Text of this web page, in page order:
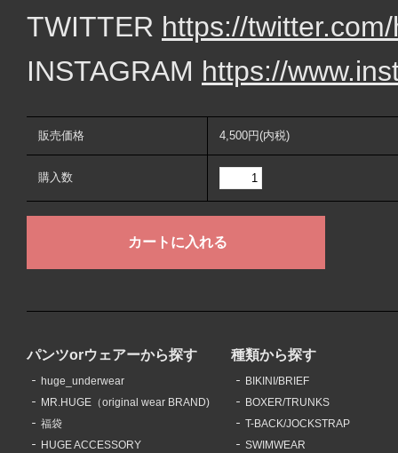
TWITTER https://
INSTAGRAM https://
販売価格 4,500円(内税)
購入数
パンツorウェアーから探す
huge_underwear
MR.HUGE（original wear BRAND)
福袋
HUGE ACCESSORY
種類から探す
BIKINI/BRIEF
BOXER/TRUNKS
T-BACK/JOCKSTRAP
SWIMWEAR